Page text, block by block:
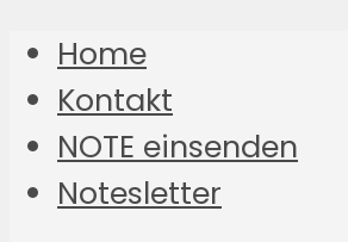
Home
Kontakt
NOTE einsenden
Notesletter